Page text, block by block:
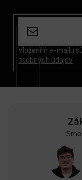
Vložením e-mailu
osobných údajov